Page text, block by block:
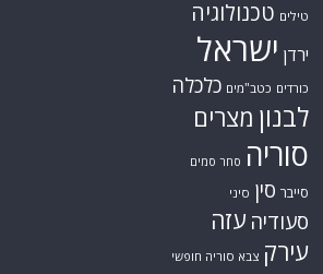
טילים טכנולוגיה
ירדן ישראל
כורדים כטב"מים כלכלה
לבנון מצרים
סוריה סחר סמים
סייבר סין סיני
סעודיה עזה
עירק צבא סוריה חופשי